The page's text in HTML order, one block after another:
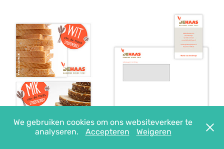
We gebruiken cookies om ons websiteverkeer te
analyseren. Accepteren Weigeren